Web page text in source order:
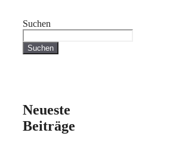
Suchen
Suchen
Neueste
Beiträge